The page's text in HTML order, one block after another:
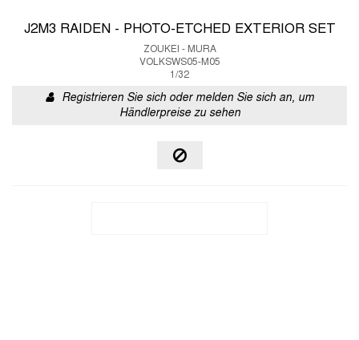
J2M3 RAIDEN - PHOTO-ETCHED EXTERIOR SET
ZOUKEI - MURA
VOLKSWS05-M05
1/32
Registrieren Sie sich oder melden Sie sich an, um
Händlerpreise zu sehen